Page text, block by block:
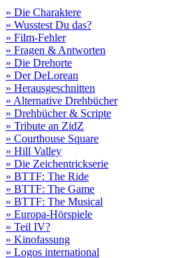
» Die Charaktere
» Wusstest Du das?
» Film-Fehler
» Fragen & Antworten
» Die Drehorte
» Der DeLorean
» Herausgeschnitten
» Alternative Drehbücher
» Drehbücher & Scripte
» Tribute an ZidZ
» Courthouse Square
» Hill Valley
» Die Zeichentrickserie
» BTTF: The Ride
» BTTF: The Game
» BTTF: The Musical
» Europa-Hörspiele
» Teil IV?
» Kinofassung
» Logos international